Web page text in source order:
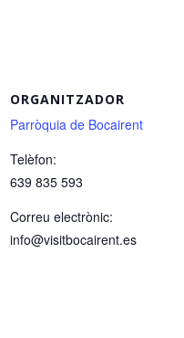
ORGANITZADOR
Parròquia de Bocairent
Telèfon:
639 835 593
Correu electrònic:
info@visitbocairent.es